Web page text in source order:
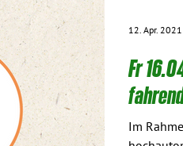
Fr
Im
12. Apr. 2021